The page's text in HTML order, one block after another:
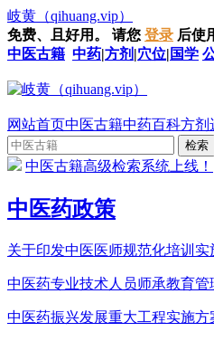
岐黄 （qihuang.vip）
免费、且好用。
请您 登录 后使
中医古籍 中药|方剂 |穴位| 国学
网站首页中医古籍中药百科方剂
中医古籍高级检索系统上线！
中医药政策
关于印发中医医师规范化培训
中医药专业技术人员师承教育管
中医药振兴发展重大工程实施方